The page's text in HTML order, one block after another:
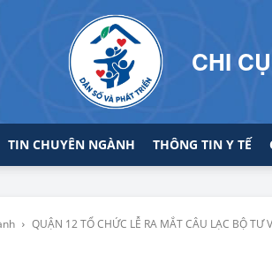
CHI
TIN CHUYÊN NGÀNH THÔNG TIN Y TẾ
QUẬN 12 TỔ CHỨC LỄ RA MẮT CÂU LẠC BỘ TƯ